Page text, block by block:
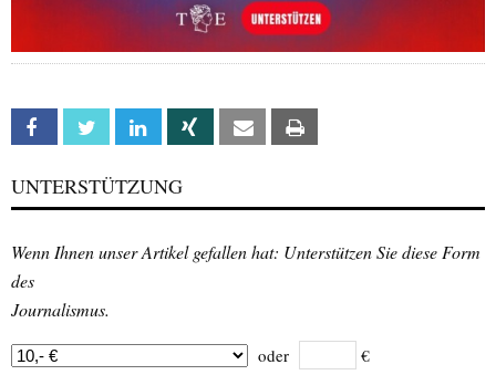
Facebook Twitter Linkedin Xing Email
UNTERSTÜTZUNG
Wenn Ihnen unser Artikel gefallen hat: Unterstützen Sie diese Form
des
Journalismus.
oder €